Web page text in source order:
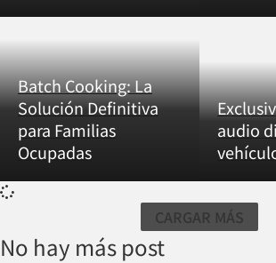
Batch Cooking: La
Solución Definitiva
para Familias
Ocupadas
audio
CARGAR MÁS
No hay más post